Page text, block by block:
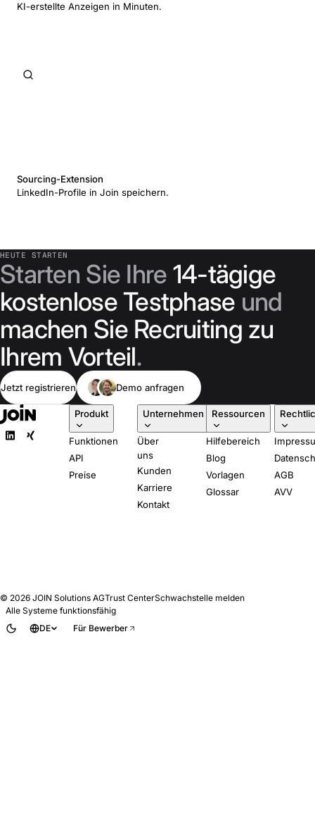
KI-erstellte Anzeigen in Minuten.
Sourcing-Extension
LinkedIn-Profile in Join speichern.
HEUTE STARTEN
Starten Sie Ihre 14-tägige
kostenlose Testphase und
machen Sie Recruiting zu
Ihrem Vorteil.
Jetzt registrieren Demo anfragen
Produkt
Funktionen
API
Preise
Unternehmen
Über
uns
Kunden
Karriere
Kontakt
Ressourcen
Hilfebereich
Blog
Vorlagen
Glossar
AGB
AVV
© 2026 JOIN Solutions AGTrust CenterSchwachstelle melden
Alle Systeme funktionsfähig
DE
Für Bewerber